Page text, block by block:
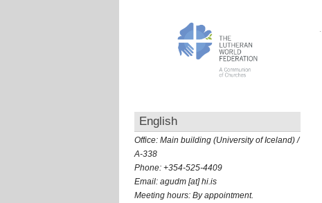
English
Office: Main building (University of Iceland) /
A-338
Phone: +354-525-4409
Email: agudm [at] hi.is
Meeting hours: By appointment.